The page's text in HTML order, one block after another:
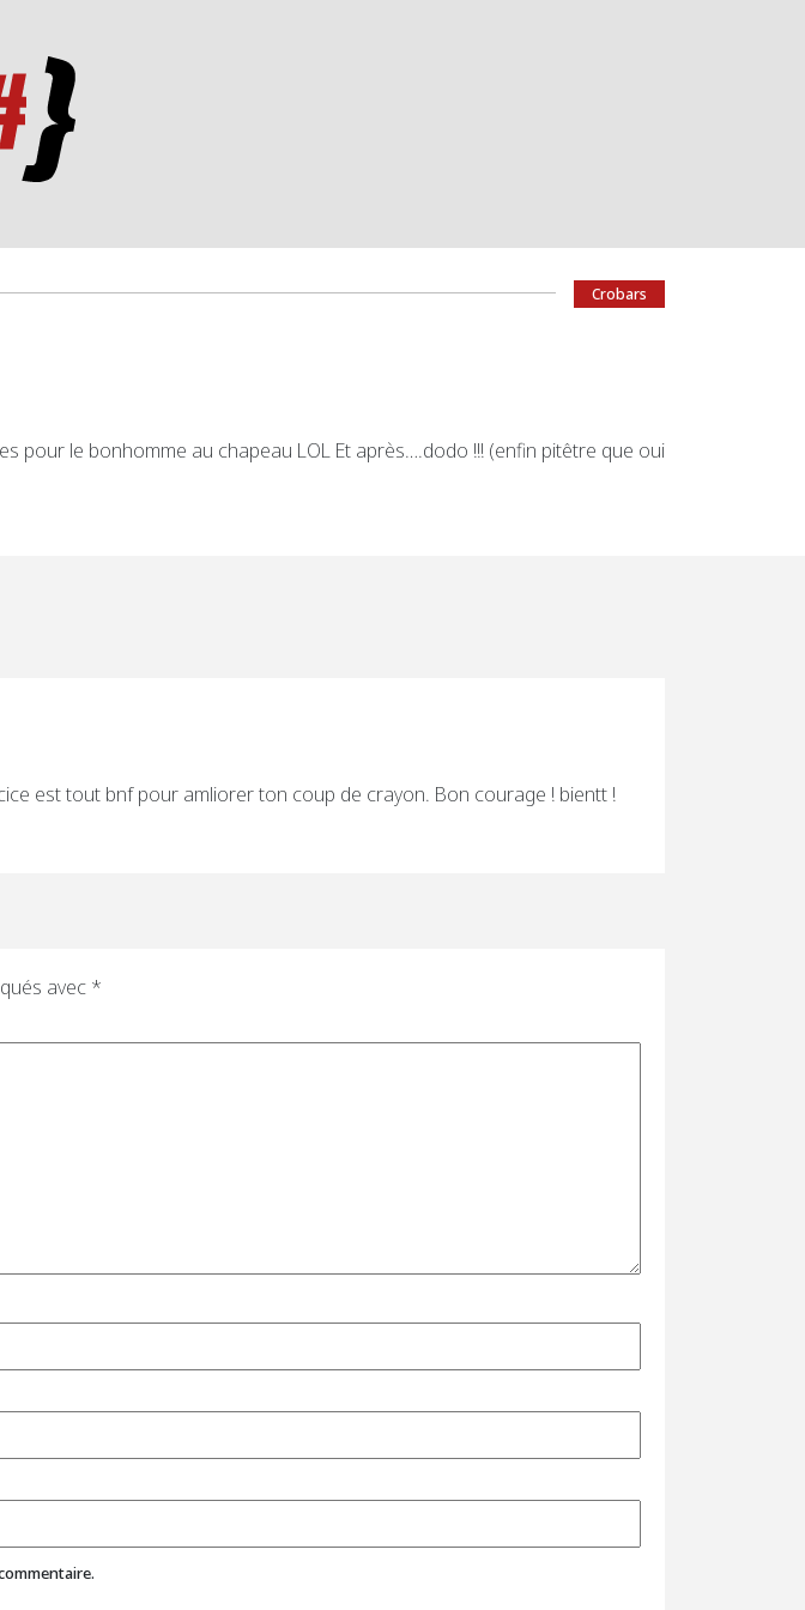
Crobars
pour le bonhomme au chapeau LOL Et après….dodo !!! (enfin pitêtre que oui
est tout bnf pour amliorer ton coup de crayon. Bon courage ! bientt !
avec *